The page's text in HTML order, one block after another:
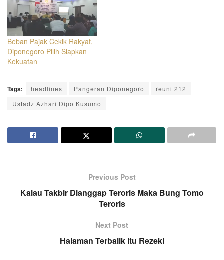
Beban Pajak Cekik Rakyat,
Diponegoro Pilih Siapkan
Kekuatan
Tags: headlines Pangeran Diponegoro
reuni 212
Ustadz Azhari Dipo Kusumo
Previous Post
Kalau Takbir Dianggap Teroris Maka Bung Tomo
Teroris
Next Post
Halaman Terbalik Itu Rezeki